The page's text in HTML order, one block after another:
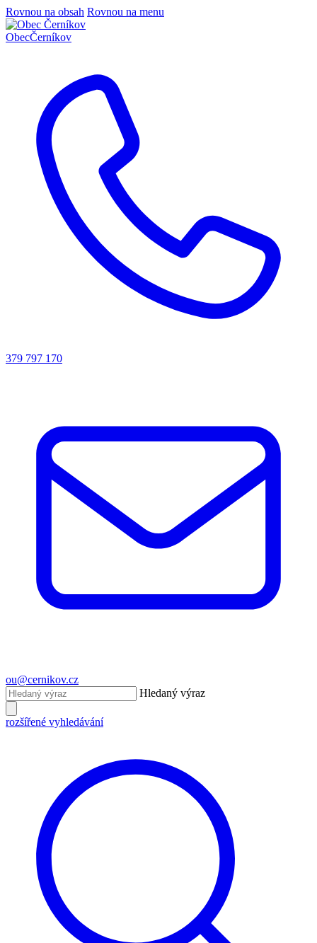
Rovnou na obsah Rovnou na menu
ObecČerníkov
379 797 170
ou@cernikov.cz
Hledaný výraz
rozšířené vyhledávání